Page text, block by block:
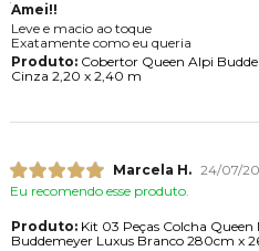
Amei!!
Leve e macio ao toque
Exatamente como eu queria
Produto:Cobertor Queen Alpi
Cinza 2,20 x 2,40 m
Marcela H. 24/07/
Eu recomendo esse produto.
Produto:Kit 03 Peças Colcha Queen
Buddemeyer Luxus Branco 280cm x